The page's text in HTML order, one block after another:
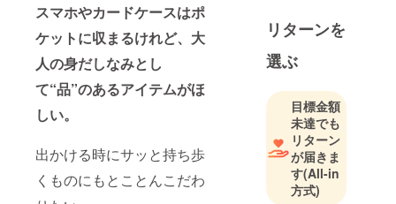
スマホやカードケースはポ
ケットに収まるけれど、大
人の身だしなみとし
て“品”のあるアイテムがほ
しい。
出かける時にサッと持ち歩
くものにもとことんこだわ
は、バス
ケットボー
ル用語で
「チャンス
を掴む動
作」を指し
ます。
ビジネス
シーンや
リターンを
選ぶ
目標金額
未達でも
リターン
が届きま
す(All-in
方式)